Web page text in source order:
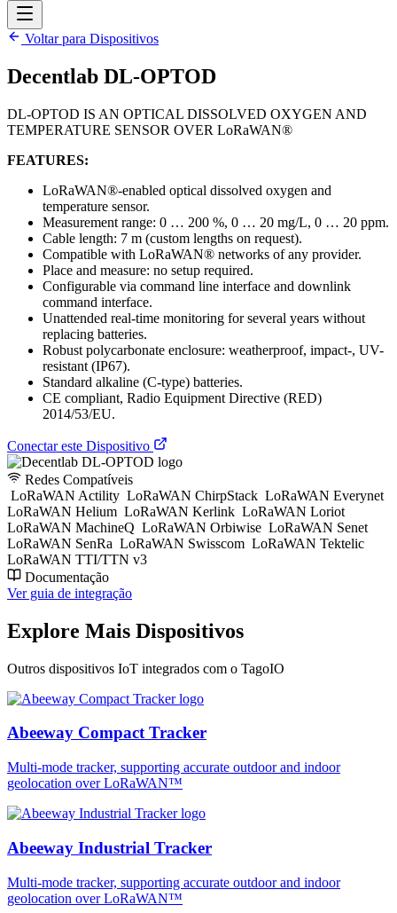
Voltar para Dispositivos
Decentlab DL-OPTOD
DL-OPTOD IS AN OPTICAL DISSOLVED OXYGEN AND
TEMPERATURE SENSOR OVER LoRaWAN®
FEATURES:
LoRaWAN®-enabled optical dissolved oxygen and
temperature sensor.
Measurement range: 0 … 200 %, 0 … 20 mg/L, 0 … 20 ppm.
Cable length: 7 m (custom lengths on request).
Compatible with LoRaWAN® networks of any provider.
Place and measure: no setup required.
Configurable via command line interface and downlink
command interface.
Unattended real-time monitoring for several years without
replacing batteries.
Robust polycarbonate enclosure: weatherproof, impact-, UV-
resistant (IP67).
Standard alkaline (C-type) batteries.
CE compliant, Radio Equipment Directive (RED)
2014/53/EU.
Conectar este Dispositivo
Redes Compatíveis
LoRaWAN Actility LoRaWAN ChirpStack LoRaWAN Everynet
LoRaWAN Helium LoRaWAN Kerlink LoRaWAN Loriot
LoRaWAN MachineQ LoRaWAN Orbiwise LoRaWAN Senet
LoRaWAN SenRa LoRaWAN Swisscom LoRaWAN Tektelic
LoRaWAN TTI/TTN v3
Documentação
Ver guia de integração
Explore Mais Dispositivos
Outros dispositivos IoT integrados com o TagoIO
Abeeway Compact Tracker
Multi-mode tracker, supporting accurate outdoor and indoor
geolocation over LoRaWAN™
Abeeway Industrial Tracker
Multi-mode tracker, supporting accurate outdoor and indoor
geolocation over LoRaWAN™